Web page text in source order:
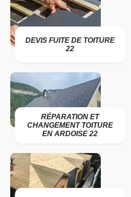
DEVIS FUITE DE TOITURE
22
RÉPARATION ET
CHANGEMENT TOITURE
EN ARDOISE 22